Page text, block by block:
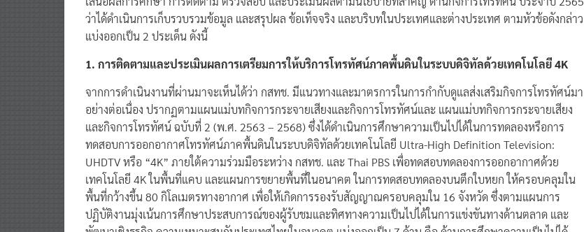
ว่าได้ดำเนินการเก็บรวบรวมข้อมูล และสรุปผล ข้อเท็จจริง และบริบทในประเทศและต่างประเทศ ตามหัวข้อดังกล่าว
แบ่งออกเป็น 2 ประเด็น ดังนี้
1. การติดตามและประเมินผลการเตรียมการให้บริการโทรทัศน์ภาคพื้นดินในระบบดิจิทัลด้วยเทคโนโลยี 4K
จากการดำเนินงานที่ผ่านมาจะเห็นได้ว่า กสทช. มีแนวทางและมาตรการในการกำกับดูแลส่งเสริมกิจการโทรทัศน์มา
อย่างต่อเนื่อง ปรากฏตามแผนแม่บทกิจการกระจายเสียงและกิจการโทรทัศน์และ แผนแม่บทกิจการกระจายเสียง
และกิจการโทรทัศน์ ฉบับที่ 2 (พ.ศ. 2563 – 2568) ซึ่งได้ดำเนินการศึกษาความเป็นไปได้ในการทดลองหรือการ
ทดสอบการออกอากาศโทรทัศน์ภาคพื้นดินในระบบดิจิทัลด้วยเทคโนโลยี Ultra-High Definition Television:
UHDTV หรือ “4K” ภายใต้ความร่วมมือระหว่าง กสทช. และ Thai PBS เพื่อทดสอบทดลองการออกอากาศด้วย
เทคโนโลยี 4K ในพื้นที่แคบ และแผนการขยายพื้นที่ในอนาคต ในการทดสอบทดลองบนตึกใบหยก ให้ครอบคลุมใน
พื้นที่กว้างขึ้น 80 กิโลเมตรทางอากาศ เพื่อให้เกิดการรองรับสัญญาณครอบคลุมใน 16 จังหวัด ซึ่งตามแผนการ
ปฏิบัติงานมุ่งเน้นการศึกษาประสบการณ์ของผู้รับชมและทิศทางความเป็นไปได้ในการแข่งขันทางด้านตลาด และ
พัฒนาเชิงธุรกิจ ความเหมาะสมกับประเทศไทยในอนาคต แบ่งออกเป็น 7 ด้าน คือ ด้านการศึกษาความเป็นไปได้,